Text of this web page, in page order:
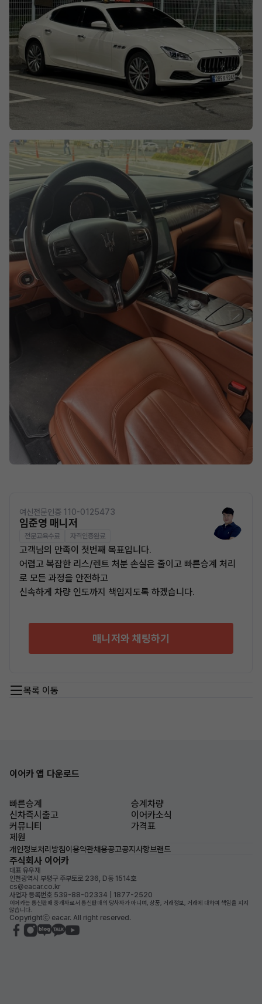
여신전문인증 110-0125473
임준영 매니저
전문교육수료 자격인증완료
고객님의 만족이 첫번째 목표입니다.
어렵고 복잡한 리스/렌트 처분 손실은 줄이고 빠른승계 처리
로 모든 과정을 안전하고
신속하게 차량 인도까지 책임지도록 하겠습니다.
매니저와 채팅하기
목록 이동
이어카 앱 다운로드
빠른승계
승계차량
신차즉시출고
이어카소식
커뮤니티
가격표
제원
개인정보처리방침이용약관채용공고공지사항브랜드
주식회사 이어카
대표 유우재
인천광역시 부평구 주부토로 236, D동 1514호
cs@eacar.co.kr
사업자 등록번호 539-88-02334 | 1877-2520
이어카는 통신판매 중개자로서 통신판매의 당사자가 아니며, 상품, 거래정보, 거래에 대하여 책임을 지지
않습니다.
Copyrightⓒ eacar. All right reserved.